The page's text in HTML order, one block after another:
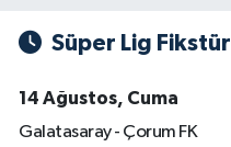
Süper Lig Fikstür
14 Ağustos, Cuma
Galatasaray - Çorum FK